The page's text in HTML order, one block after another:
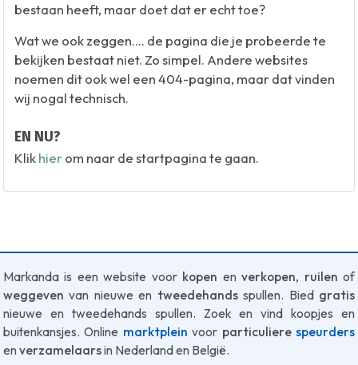
bestaan heeft, maar doet dat er echt toe?
Wat we ook zeggen.... de pagina die je probeerde te
bekijken bestaat niet. Zo simpel. Andere websites
noemen dit ook wel een 404-pagina, maar dat vinden
wij nogal technisch.
EN NU?
Klik hier om naar de startpagina te gaan.
Markanda is een website voor kopen enverkopen, ruilen of
weggeven van nieuwe en tweedehandsspullen. Bied gratis
nieuwe en tweedehands spullen. Zoek en vind koopjes en
buitenkansjes. Online marktplein voor particulierespeurders
en verzamelaarsin Nederland en België.